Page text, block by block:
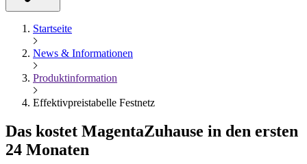
Startseite
News & Informationen
Produktinformation
Effektivpreistabelle Festnetz
Das kostet MagentaZuhause in den ersten
24 Monaten